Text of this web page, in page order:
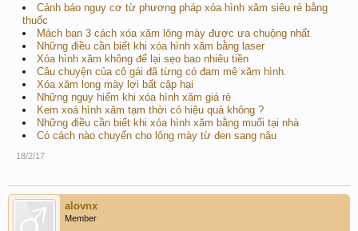
Cảnh báo nguy cơ từ phương pháp xóa hình xăm siêu rẻ bằng
thuốc
Mách bạn 3 cách xóa xăm lông mày được ưa chuộng nhất
Những điều cần biết khi xóa hình xăm bằng laser
Xóa hình xăm không để lại sẹo bao nhiêu tiền
Câu chuyện của cô gái đã từng có đam mê xăm hình.
Xóa xăm long mày lợi bất cập hại
Những nguy hiểm khi xóa hình xăm giá rẻ
Kem xoá hình xăm tạm thời có hiệu quả không ?
Những điều cần biết khi xóa hình xăm bằng muối tại nhà
Có cách nào chuyển cho lông mày từ đen sang nâu
18/2/17
alovnx
Member